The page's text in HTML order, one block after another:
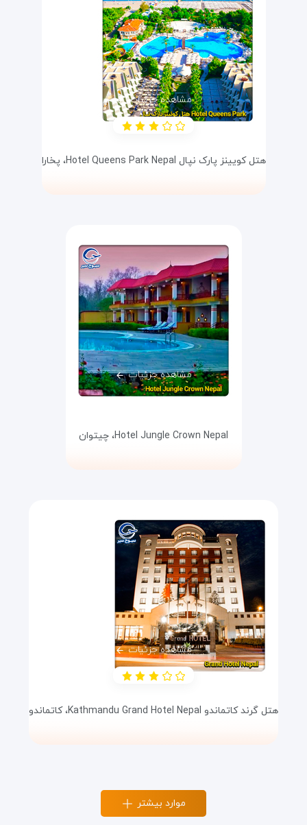
مشاهده جزئیات
هتل کویینز پارک نپال Hotel Queens Park Nepal، پخارا
مشاهده جزئیات
Hotel Jungle Crown Nepal، چیتوان
مشاهده جزئیات
هتل گرند کاتماندو Kathmandu Grand Hotel Nepal، کاتماندو
موارد بیشتر